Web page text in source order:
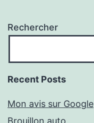
Rechercher
Recent Posts
Mon avis sur Google